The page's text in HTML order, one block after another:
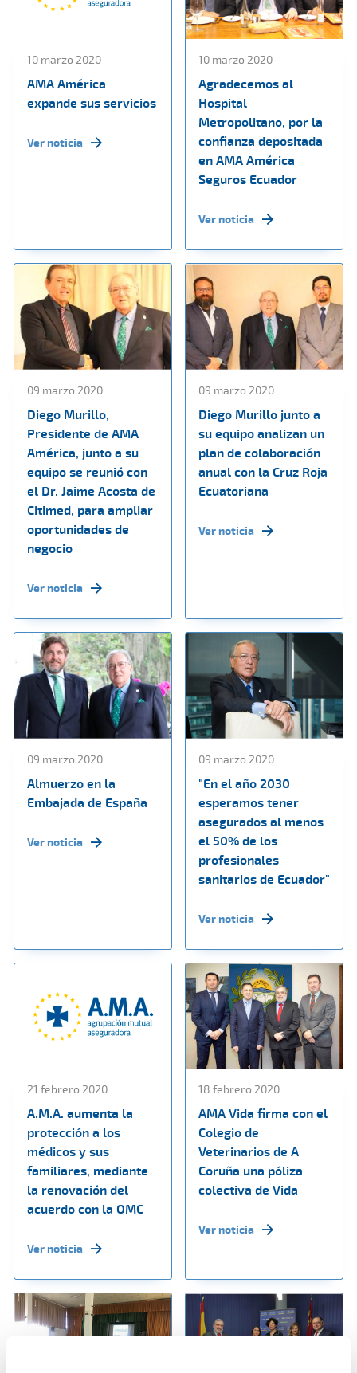
10 marzo 2020
AMA América
expande sus servicios
Ver noticia
10 marzo 2020
Agradecemos al
Hospital
Metropolitano, por la
confianza depositada
en AMA América
Seguros Ecuador
Ver noticia
09 marzo 2020
Diego Murillo,
Presidente de AMA
América, junto a su
equipo se reunió con
el Dr. Jaime Acosta de
Citimed, para ampliar
oportunidades de
negocio
Ver noticia
09 marzo 2020
Diego Murillo junto a
su equipo analizan un
plan de colaboración
anual con la Cruz Roja
Ecuatoriana
Ver noticia
09 marzo 2020
Almuerzo en la
Embajada de España
Ver noticia
09 marzo 2020
"En el año 2030
esperamos tener
asegurados al menos
el 50% de los
profesionales
sanitarios de Ecuador"
Ver noticia
21 febrero 2020
A.M.A. aumenta la
protección a los
médicos y sus
familiares, mediante
la renovación del
acuerdo con la OMC
Ver noticia
18 febrero 2020
AMA Vida firma con el
Colegio de
Veterinarios de A
Coruña una póliza
colectiva de Vida
Ver noticia